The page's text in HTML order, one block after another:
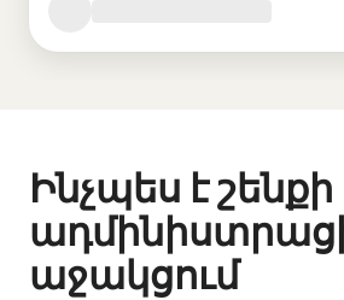
Ինչպես է շենքի
աջակցում